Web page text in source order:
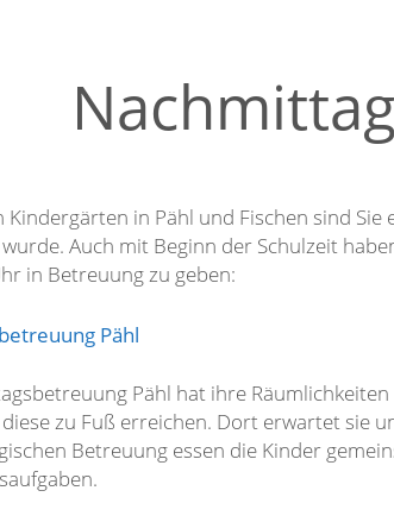
Kindergärten in Pähl und Fischen sind
Auch mit Beginn der Schulzeit
in Betreuung zu geben:
Pähl
Pähl hat ihre
zu Fuß erreichen. Dort erwartet sie
Betreuung essen die Kinder